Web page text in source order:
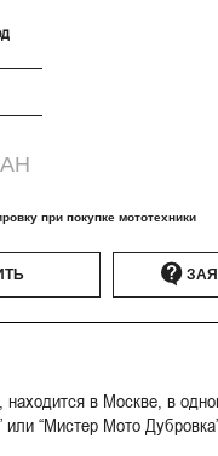
при покупке мототехники
находится в Москве, в
“Мистер Мото